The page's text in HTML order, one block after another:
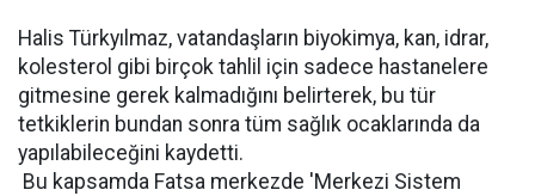
Halis Türkyılmaz, vatandaşların biyokimya, kan, idrar,
kolesterol gibi birçok tahlil için sadece hastanelere
gitmesine gerek kalmadığını belirterek, bu tür
tetkiklerin bundan sonra tüm sağlık ocaklarında da
yapılabileceğini kaydetti.
Bu kapsamda Fatsa merkezde 'Merkezi Sistem